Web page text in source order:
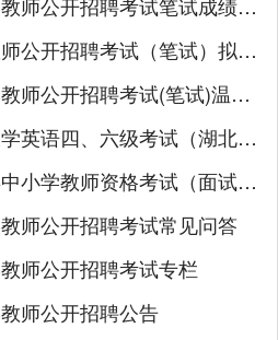
2023年全省中小学教师公开招聘考试（笔试）拟加分考生名单公示
2023年湖北省中小学教师公开招聘考试(笔试)温馨提示
2023年上半年全国大学英语四、六级考试（湖北考区）报名须知
湖北省2023年上半年中小学教师资格考试（面试）报名通告
师公开招聘考试常见问答
师公开招聘考试专栏
师公开招聘公告